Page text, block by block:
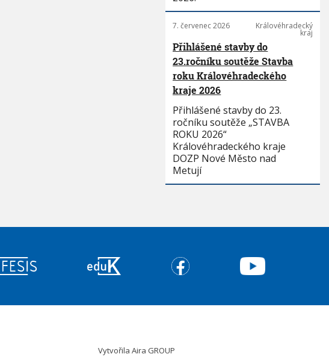
7. červenec 2026 Královéhradecký
kraj
Přihlášené stavby do
23.ročníku soutěže Stavba
roku Královéhradeckého
kraje 2026
Přihlášené stavby do 23.
ročníku soutěže „STAVBA
ROKU 2026“
Královéhradeckého kraje
DOZP Nové Město nad
Metují
VytvořilaAira GROUP